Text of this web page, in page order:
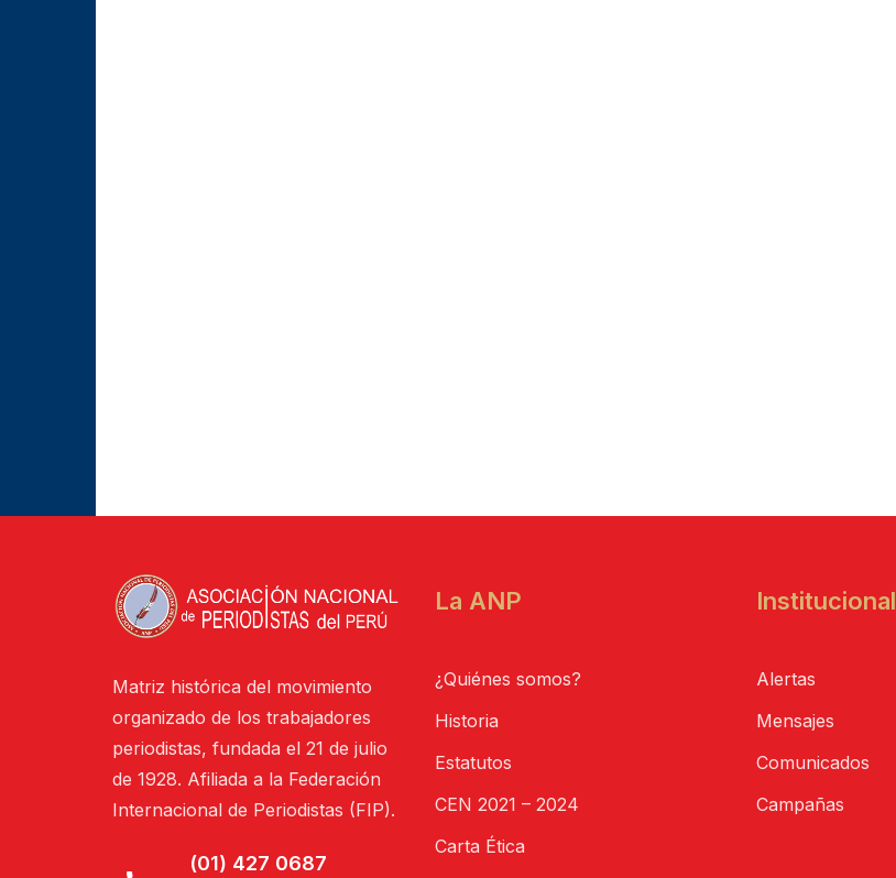
Matriz histórica del movimiento
organizado de los trabajadores
periodistas, fundada el 21 de julio
de 1928. Afiliada a la Federación
Internacional de Periodistas (FIP).
(01) 427 0687
La ANP
¿Quiénes somos?
Historia
Estatutos
CEN 2021 – 2024
Carta Ética
Institucional
Alertas
Mensajes
Comunicados
Campañas